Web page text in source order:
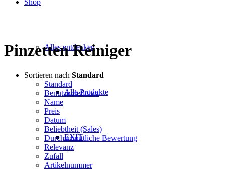
Shop
Alles entdecken
Alle Produkte
EXIT
Pinzetten Reiniger
Sortieren nach Standard
Standard
Benutzerdefiniert
Name
Preis
Datum
Beliebtheit (Sales)
Durchschnittliche Bewertung
Relevanz
Zufall
Artikelnummer